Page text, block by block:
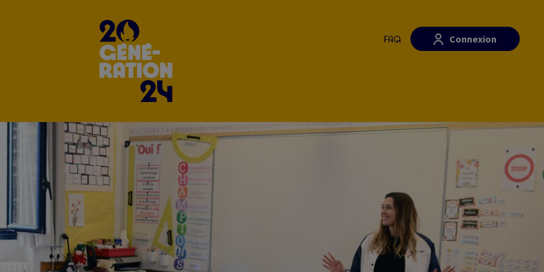
FAQ Connexion